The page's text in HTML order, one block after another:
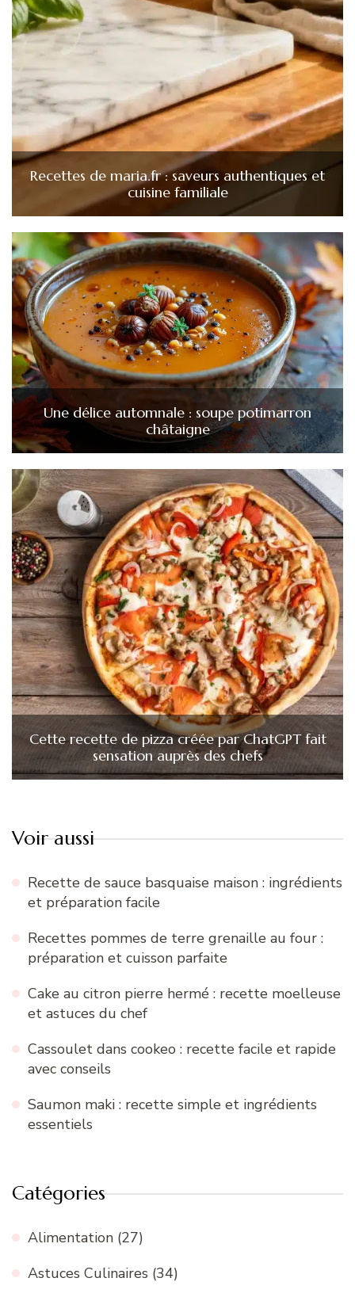
Recettes de maria.fr : saveurs authentiques et
cuisine familiale
Une délice automnale : soupe potimarron
châtaigne
Cette recette de pizza créée par ChatGPT fait
sensation auprès des chefs
Voir aussi
Recette de sauce basquaise maison : ingrédients
et préparation facile
Recettes pommes de terre grenaille au four :
préparation et cuisson parfaite
Cake au citron pierre hermé : recette moelleuse
et astuces du chef
Cassoulet dans cookeo : recette facile et rapide
avec conseils
Saumon maki : recette simple et ingrédients
essentiels
Catégories
Alimentation (27)
Astuces Culinaires (34)